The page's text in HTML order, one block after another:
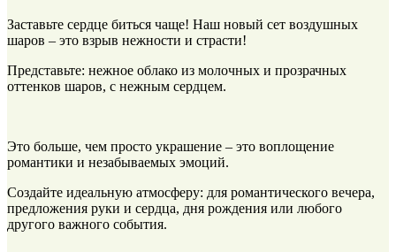
Заставьте сердце биться чаще! Наш новый сет воздушных
шаров – это взрыв нежности и страсти!
Представьте: нежное облако из молочных и прозрачных
оттенков шаров, с нежным сердцем.
Это больше, чем просто украшение – это воплощение
романтики и незабываемых эмоций.
Создайте идеальную атмосферу: для романтического вечера,
предложения руки и сердца, дня рождения или любого
другого важного события.